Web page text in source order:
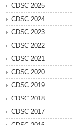
CDSC 2025
CDSC 2024
CDSC 2023
CDSC 2022
CDSC 2021
CDSC 2020
CDSC 2019
CDSC 2018
CDSC 2017